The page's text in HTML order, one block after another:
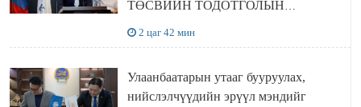
ТӨСВИЙН ТОДОТГОЛЫН
2 цаг 42 мин
Улаанбаатарын утааг бууруулах,
нийслэлчүүдийн эрүүл мэндийг